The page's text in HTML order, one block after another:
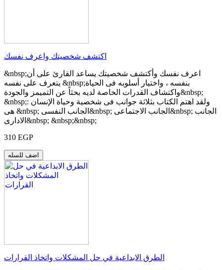
اكتشف شخصيتك واعرف نفسك
&nbsp;اعرف نفسك وأكتشف شخصيتك يساعد القارئ على أن
يتعرف على نفسه &nbsp;بنفسه ، واختيار أسلوبه فى الحياة
واكتشاف القدرات الخاصة لديه بحثاً عن التميمز والجودة&nbsp;
&nbsp;: ولقد اهتم الكتاب بثلاثة جوانب فى شخصية وحياة الإنسان
هى &nbsp; الجانب النفسى&nbsp; الجانب الاجتماعى&nbsp; الجانب
الادارى&nbsp; &nbsp;&nbsp;
310 EGP
اضف للسله
الطرق الابداعية في حل المشكلات واتخاذ القرارات